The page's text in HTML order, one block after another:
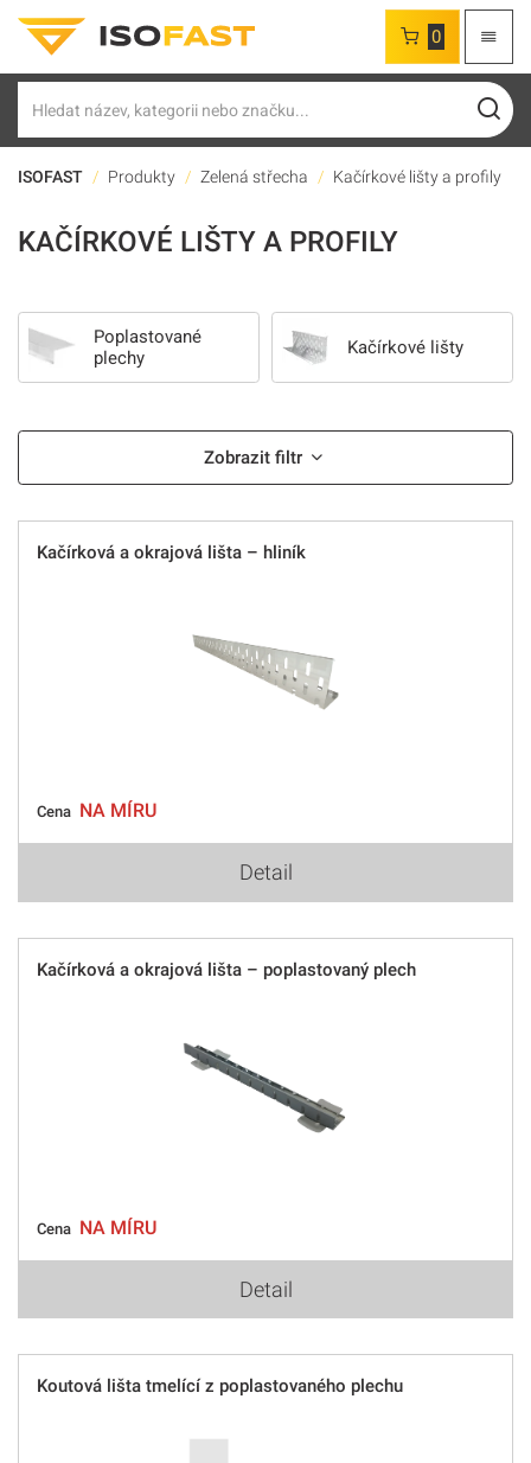
0
ISOFAST Produkty Zelená střecha Kačírkové lišty a profily
KAČÍRKOVÉ LIŠTY A PROFILY
Poplastované
plechy
Kačírkové lišty
Zobrazit filtr
Kačírková a okrajová lišta – hliník
Cena NA MÍRU
Detail
Kačírková a okrajová lišta – poplastovaný plech
Cena NA MÍRU
Detail
Koutová lišta tmelící z poplastovaného plechu